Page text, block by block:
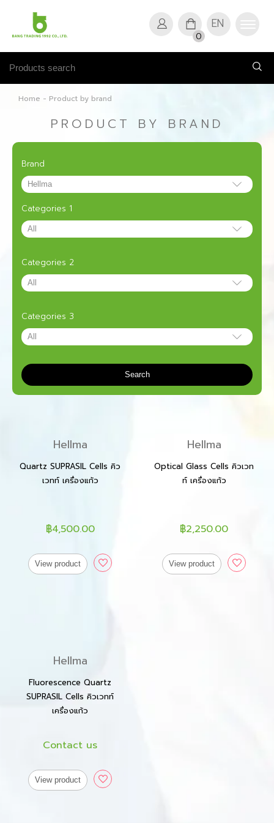
0
EN
Home - Product by brand
PRODUCT BY BRAND
Brand
Categories 1
Categories 2
Categories 3
Search
Hellma
Quartz SUPRASIL Cells คิว
เวทท์ เครื่องแก้ว
฿4,500.00
View product
Hellma
Optical Glass Cells คิวเวท
ท์ เครื่องแก้ว
฿2,250.00
View product
Hellma
Fluorescence Quartz
SUPRASIL Cells คิวเวทท์
เครื่องแก้ว
Contact us
View product